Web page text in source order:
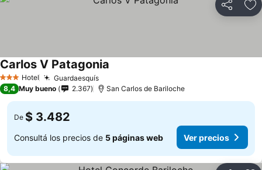
Compartir
3 Estrellas
Hotel Guardaesquís
Carlos V Patagonia
8,4 Muy bueno 2.367 San Carlos de Bariloche
De $ 3.482
Consultá los precios de 5 páginas web Ver precios